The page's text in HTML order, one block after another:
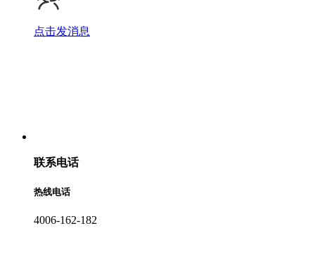
点击发消息
联系电话
热线电话
4006-162-182